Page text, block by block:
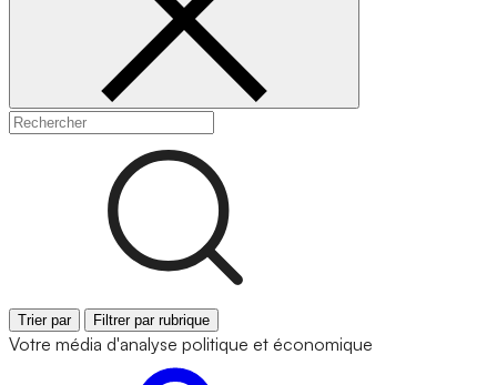
Trier par Filtrer par rubrique
Votre média d'analyse politique et économique